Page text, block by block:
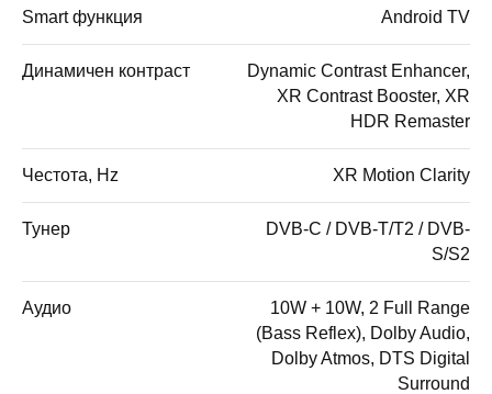
Smart функция Android TV
Динамичен контраст
Dynamic Contrast Enhancer,
XR Contrast Booster, XR
HDR Remaster
Честота, Hz XR Motion Clarity
Тунер
DVB-C / DVB-T/T2 / DVB-
S/S2
Аудио
10W + 10W, 2 Full Range
(Bass Reflex), Dolby Audio,
Dolby Atmos, DTS Digital
Surround